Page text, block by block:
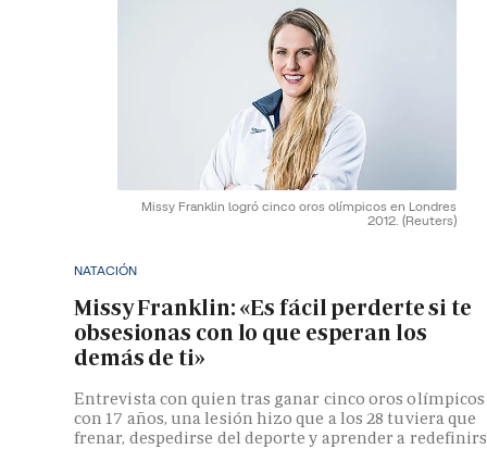
Missy Franklin logró cinco oros olímpicos en Londres
2012. (Reuters)
NATACIÓN
Missy Franklin: «Es fácil perderte si te
obsesionas con lo que esperan los
demás de ti»
Entrevista con quien tras ganar cinco oros olímpicos
con 17 años, una lesión hizo que a los 28 tuviera que
frenar, despedirse del deporte y aprender a